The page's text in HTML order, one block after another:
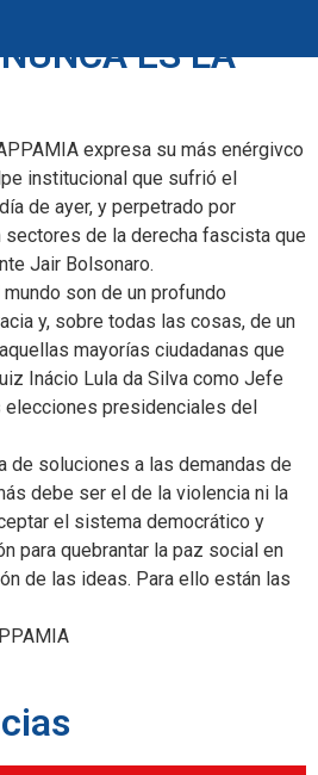
ES LA
expresa su más enérgivco
institucional que sufrió el
de ayer, y perpetrado por
de la derecha fascista que
Jair Bolsonaro.
son de un profundo
y, sobre todas las cosas, de un
mayorías ciudadanas que
Inácio Lula da Silva como Jefe
elecciones presidenciales del
de soluciones a las demandas de
debe ser el de la violencia ni la
el sistema democrático y
para quebrantar la paz social en
de las ideas. Para ello están las